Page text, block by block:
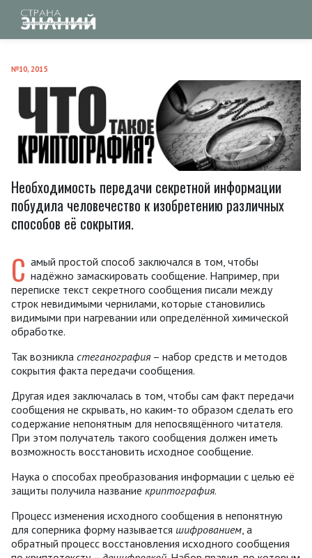
№10, 2015
Необходимость передачи секретной информации
побудила человечество к изобретению различных
способов её сокрытия.
С амый простой способ заключался в том, чтобы
надёжно замаскировать сообщение. Например, при
переписке текст секретного сообщения писали между
строк невидимыми чернилами, которые становились
видимыми при нагревании или определённой химической
обработке.
Так возникла стеганография– набор средств и методов
сокрытия факта передачи сообщения.
Другая идея заключалась в том, чтобы сам факт передачи
сообщения не скрывать, но каким-то образом сделать его
содержание непонятным для непосвящённого читателя.
При этом получатель такого сообщения должен иметь
возможность восстановить исходное сообщение.
Наука о способах преобразования информации с целью её
защиты получила название криптография.
Процесс изменения исходного сообщения в непонятную
для соперника форму называется шифрованием , а
обратный процесс восстановления исходного сообщения